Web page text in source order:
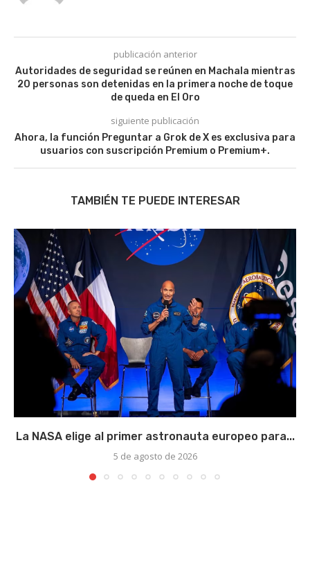
publicación anterior
Autoridades de seguridad se reúnen en Machala mientras
20 personas son detenidas en la primera noche de toque
de queda en El Oro
siguiente publicación
Ahora, la función Preguntar a Grok de X es exclusiva para
usuarios con suscripción Premium o Premium+.
TAMBIÉN TE PUEDE INTERESAR
La NASA elige al primer astronauta europeo para...
5 de agosto de 2026